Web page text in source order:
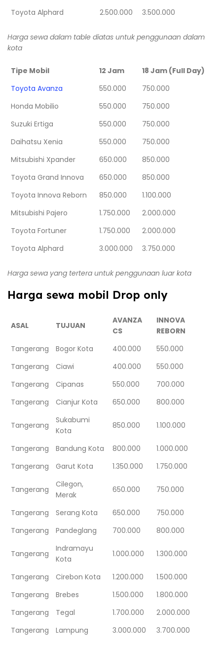
Toyota Alphard 2.500.000 3.500.000
Harga sewa dalam table diatas untuk penggunaan dalam
kota
Tipe Mobil 12 Jam
18 Jam (Full Day)
Toyota Avanza
550.000
750.000
Honda Mobilio
550.000
750.000
Suzuki Ertiga
550.000
750.000
Daihatsu Xenia
550.000
750.000
Mitsubishi Xpander
650.000
850.000
Toyota Grand Innova
650.000
850.000
Toyota Innova Reborn
850.000
1.100.000
Mitsubishi Pajero
1.750.000
2.000.000
Toyota Fortuner
1.750.000
2.000.000
Toyota Alphard
3.000.000 3.750.000
Harga sewa yang tertera untuk penggunaan luar kota
Harga sewa mobil Drop only
ASAL TUJUAN
AVANZA
CS
INNOVA
REBORN
Tangerang
Bogor Kota 400.000
550.000
Tangerang
Ciawi 400.000
550.000
Tangerang
Cipanas 550.000
700.000
Tangerang
Cianjur Kota 650.000 800.000
Tangerang
Sukabumi
Kota
850.000 1.100.000
Tangerang Bandung Kota 800.000
1.000.000
Tangerang
Garut Kota 1.350.000 1.750.000
Tangerang
Cilegon,
Merak
650.000 750.000
Tangerang Serang Kota 650.000
750.000
Tangerang
Pandeglang 700.000 800.000
Tangerang
Indramayu
Kota
1.000.000 1.300.000
Tangerang Cirebon Kota 1.200.000
1.500.000
Tangerang
Brebes 1.500.000
1.800.000
Tangerang
Tegal 1.700.000
2.000.000
Tangerang
Lampung 3.000.000 3.700.000